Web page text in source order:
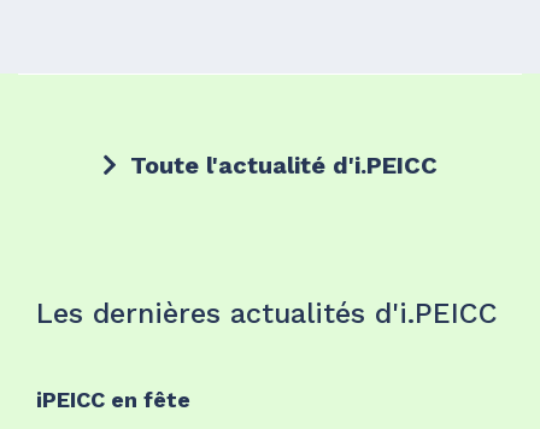
Toute l'actualité d'i.PEICC
Les dernières actualités d'i.PEICC
iPEICC en fête